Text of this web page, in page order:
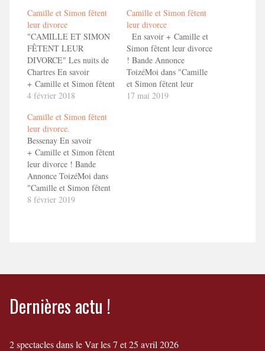
Camille et Simon fêtent
leur divorce
"CAMILLE ET SIMON
FÊTENT LEUR
DIVORCE" Les nuits de
Chartres En savoir
+ Camille et Simon fêtent
leur divorce ! Bande
"Camille et Simon fêtent
leur divorce"
4 février 2018
Camille et Simon fêtent
leur divorce
En savoir + Camille et
Simon fêtent leur divorce
! Bande Annonce
ToizéMoi dans "Camille
et Simon fêtent leur
divorce"
17 mai 2019
Camille et Simon fêtent
leur divorce.
Bessenay En savoir
+ Camille et Simon fêtent
leur divorce ! Bande
Annonce ToizéMoi dans
"Camille et Simon fêtent
leur divorce"
8 février 2019
Dernières actu !
2 spectacles dans le Var les 7 et 25 avril 2026